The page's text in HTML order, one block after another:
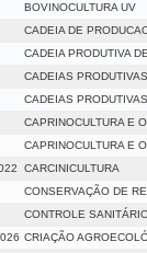
BOVINOCULTURA UV
CADEIA DE
CADEIA PRODUTIVA
CADEIAS
CADEIAS
CAPRINOCULTURA E
CAPRINOCULTURA E
CARCINICULTURA
CONSERVAÇÃO DE
CONTROLE
CRIAÇÃO